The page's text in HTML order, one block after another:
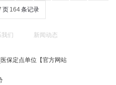
页 164条记录
们 新闻动态
保定点单位【官方网站